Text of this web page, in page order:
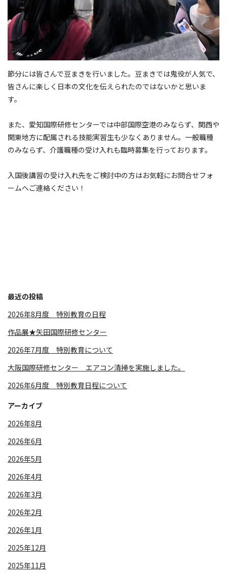
節分には皆さんで豆まきを行いました。豆まきでは鬼役が人気で、
皆さんに楽しく日本の文化を伝えられたのではないかと思いま
す。
また、愛知国際研修センターでは中部国際空港のみならず、関西や
関東地方に配属される技能実習生も少なくありません。一般職種
のみならず、介護職種の受け入れも臨時募集を行っております。
入国後講習の受け入れ先をご検討中の方はお気軽にお問合せフォ
ームへご連絡ください！
最近の投稿
2026年8月度 特別教育の日程
作品展★矢田国際研修センター
2026年7月度 特別教育について
大阪国際研修センター エアコン清掃を実施しました。
2026年6月度 特別教育日程について
アーカイブ
2026年8月
2026年6月
2026年5月
2026年4月
2026年3月
2026年2月
2026年1月
2025年12月
2025年11月